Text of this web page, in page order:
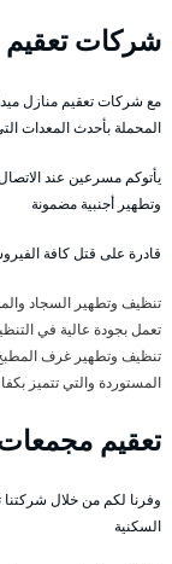
شركات تعقيم
مع شركات تعقيم منازل
المحملة بأحدث المعدات
يأتوكم مسرعين عند
وتطهير أجنبية مضمونة
قادرة على قتل كافة
تنظيف وتطهير السجاد
تعمل بجودة عالية في
تنظيف وتطهير غرف المطبخ
المستوردة والتي تتميز
تعقيم
وفرنا لكم من خلال
السكنية